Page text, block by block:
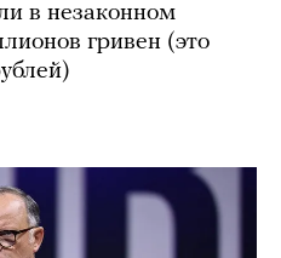
в незаконном
гривен (это